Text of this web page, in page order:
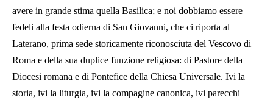
avere in grande stima quella Basilica; e noi dobbiamo essere
fedeli alla festa odierna di San Giovanni, che ci riporta al
Laterano, prima sede storicamente riconosciuta del Vescovo di
Roma e della sua duplice funzione religiosa: di Pastore della
Diocesi romana e di Pontefice della Chiesa Universale. Ivi la
storia, ivi la liturgia, ivi la compagine canonica, ivi parecchi